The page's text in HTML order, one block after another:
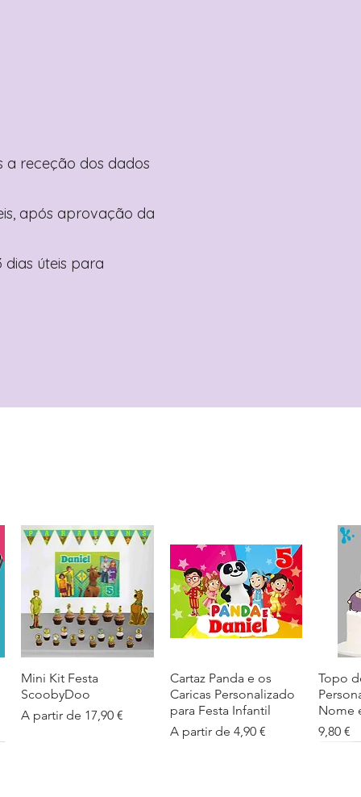
a receção dos dados
após aprovação da
dias úteis para
Visualização rápida
Mini Kit Festa
ScoobyDoo
A partir de 17,90 €
Preço promocional
Visualização rápida
Cartaz Panda e os
Caricas Personalizado
para Festa Infantil
A partir de 4,90 €
Preço promocional
Topo
Nome
Preço
9,80 €